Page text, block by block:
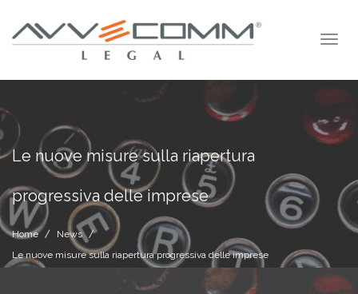
Le nuove misure sulla riapertura
progressiva delle imprese
Home
News
Le nuove misure sulla riapertura progressiva delle imprese